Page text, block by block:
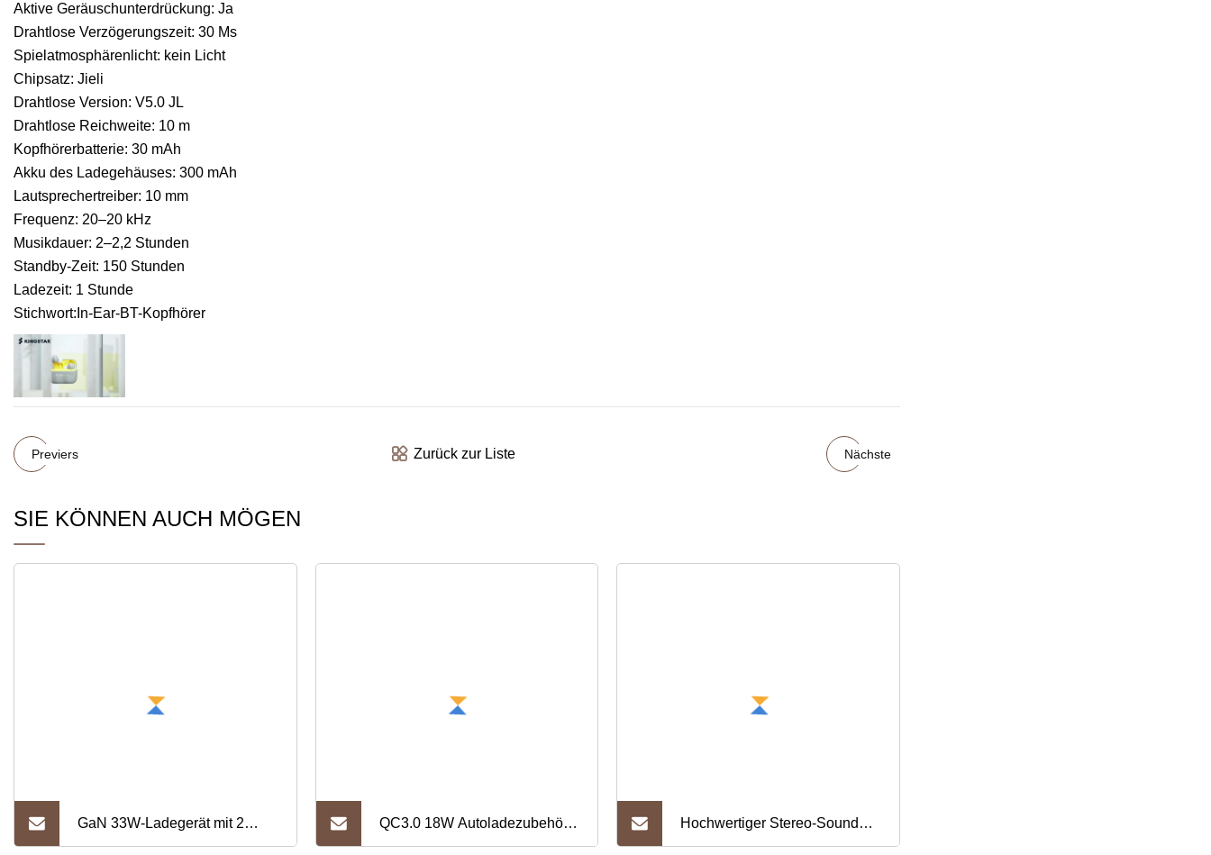
Aktive Geräuschunterdrückung: Ja
Drahtlose Verzögerungszeit: 30 Ms
Spielatmosphärenlicht: kein Licht
Chipsatz: Jieli
Drahtlose Version: V5.0 JL
Drahtlose Reichweite: 10 m
Kopfhörerbatterie: 30 mAh
Akku des Ladegehäuses: 300 mAh
Lautsprechertreiber: 10 mm
Frequenz: 20–20 kHz
Musikdauer: 2–2,2 Stunden
Standby-Zeit: 150 Stunden
Ladezeit: 1 Stunde
Stichwort:In-Ear-BT-Kopfhörer
Previers Zurück zur Liste Nächste
SIE KÖNNEN AUCH MÖGEN
GaN 33W-Ladegerät mit 2 QC3.0 18W Autoladezubehör Hochwertiger Stereo-Sound